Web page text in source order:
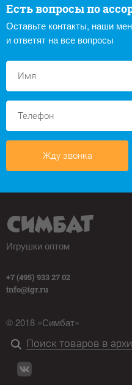
Есть вопросы по
Оставьте контакты, наши
и ответят на все вопросы
Жду звонка
Игрушки оптом
+7 (495) 933 27 02
info@igr.ru
© 2018 «Симбат»